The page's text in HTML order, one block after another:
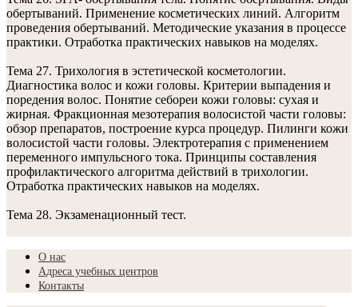
обертываний. Применение косметических линий. Алгоритм
проведения обертываний. Методические указания в процессе
практики. Отработка практических навыков на моделях.
Тема 27. Трихология в эстетической косметологии.
Диагностика волос и кожи головы. Критерии выпадения и
поредения волос. Понятие себореи кожи головы: сухая и
жирная. Фракционная мезотерапия волосистой части головы:
обзор препаратов, построение курса процедур. Пилинги кожи
волосистой части головы. Электротерапия с применением
переменного импульсного тока. Принципы составления
профилактического алгоритма действий в трихологии.
Отработка практических навыков на моделях.
Тема 28. Экзаменационный тест.
О нас
Адреса учебных центров
Контакты